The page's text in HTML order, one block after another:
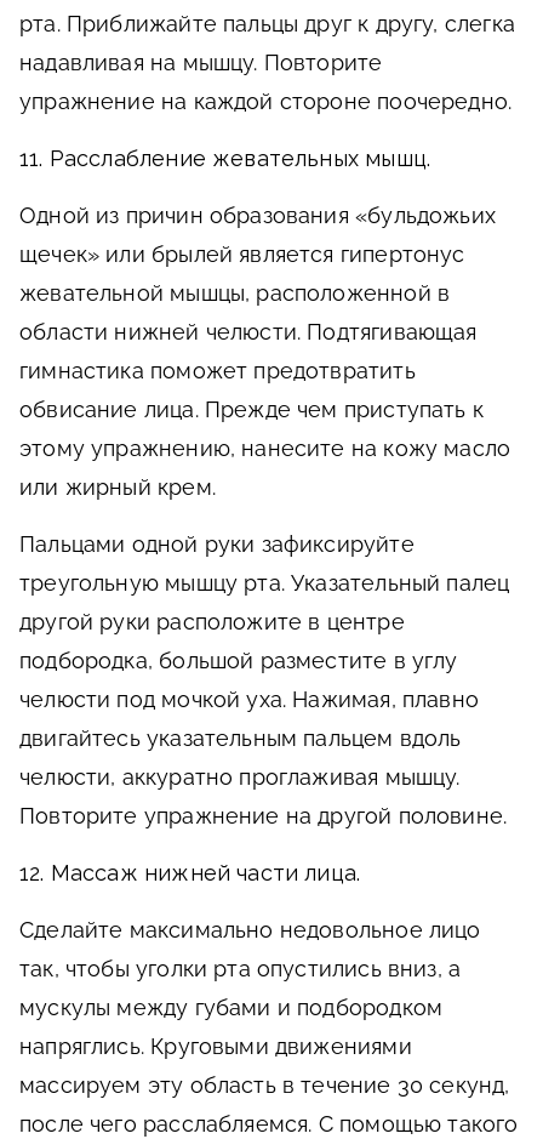
рта. Приближайте пальцы друг к другу, слегка
надавливая на мышцу. Повторите
упражнение на каждой стороне поочередно.
11. Расслабление жевательных мышц.
Одной из причин образования «бульдожьих
щечек» или брылей является гипертонус
жевательной мышцы, расположенной в
области нижней челюсти. Подтягивающая
гимнастика поможет предотвратить
обвисание лица. Прежде чем приступать к
этому упражнению, нанесите на кожу масло
или жирный крем.
Пальцами одной руки зафиксируйте
треугольную мышцу рта. Указательный палец
другой руки расположите в центре
подбородка, большой разместите в углу
челюсти под мочкой уха. Нажимая, плавно
двигайтесь указательным пальцем вдоль
челюсти, аккуратно проглаживая мышцу.
Повторите упражнение на другой половине.
12. Массаж нижней части лица.
Сделайте максимально недовольное лицо
так, чтобы уголки рта опустились вниз, а
мускулы между губами и подбородком
напряглись. Круговыми движениями
массируем эту область в течение 30 секунд,
после чего расслабляемся. С помощью такого